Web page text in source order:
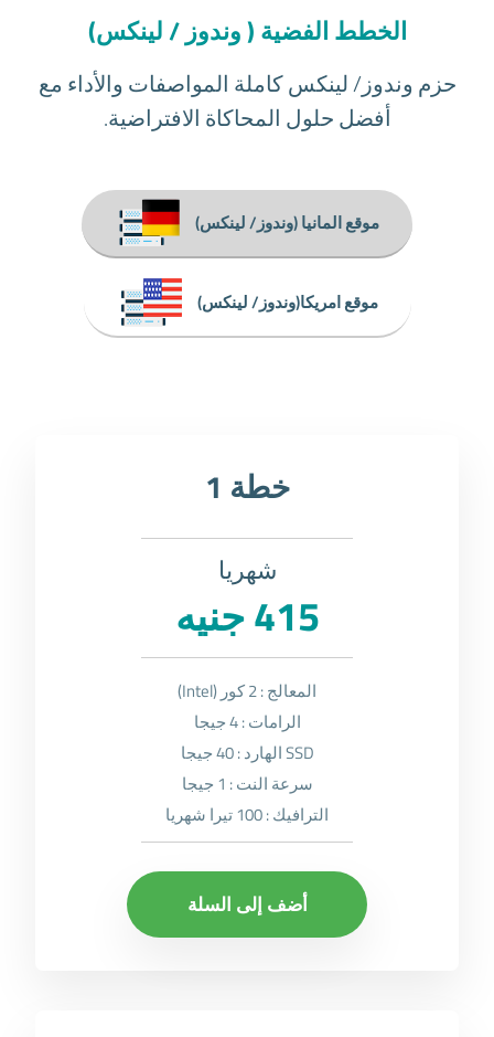
الخطط الفضية ( وندوز / لينكس)
حزم وندوز/ لينكس كاملة المواصفات والأداء مع
أفضل حلول المحاكاة الافتراضية.
موقع المانيا (وندوز/ لينكس)
موقع امريكا(وندوز/ لينكس)
خطة 1
شهريا
415 جنيه
المعالج : 2 كور (Intel)
الرامات : 4 جيجا
SSD الهارد : 40 جيجا
سرعة النت : 1 جيجا
الترافيك : 100 تيرا شهريا
أضف إلى السلة